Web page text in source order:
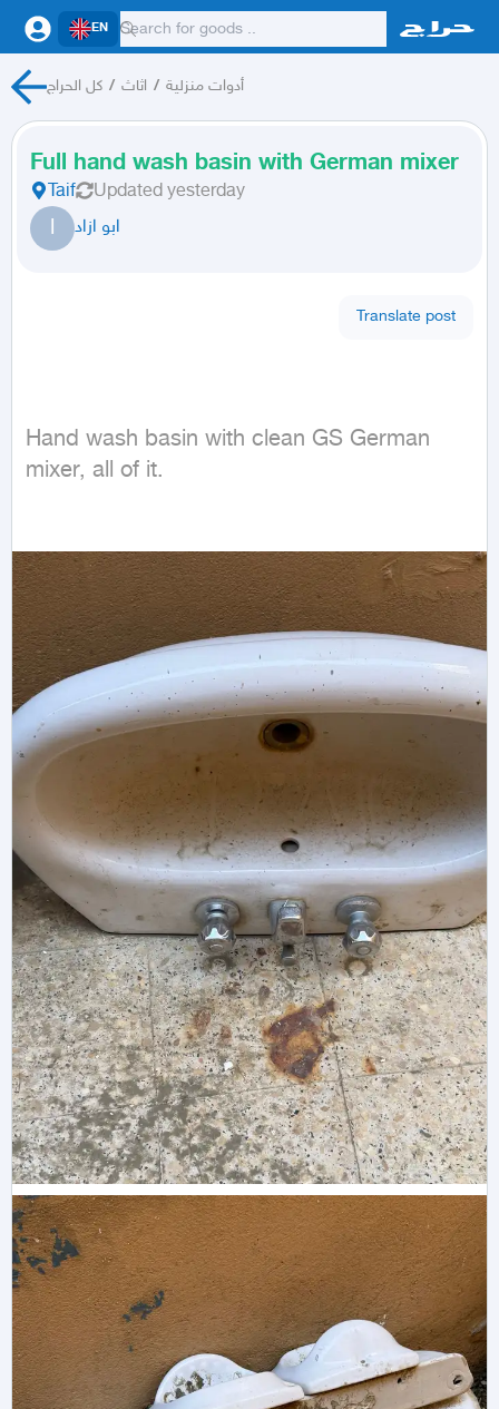
EN
كل الحراج / اثاث / أدوات منزلية
Full hand wash basin with German mixer
Taif Updated yesterday
ا ابو ازاد
Translate post
Hand wash basin with clean GS German
mixer, all of it.